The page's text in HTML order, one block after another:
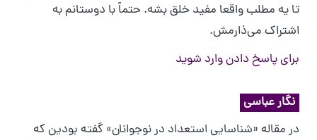
تا یه مطلب واقعا مفید خلق بشه. حتماً با دوستانم به
اشتراک می‌ذارمش.
برای پاسخ دادن وارد شوید
نگار عباسی
در مقاله «شناسایی استعداد در نوجوانان» گفته بودین که